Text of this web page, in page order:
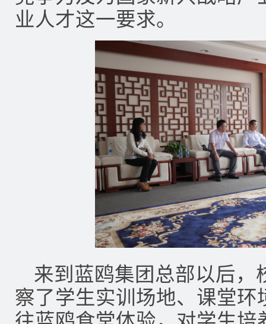
业人才这一要求。
来到蓝鸥集团总部以后，
察了学生实训场地、课堂